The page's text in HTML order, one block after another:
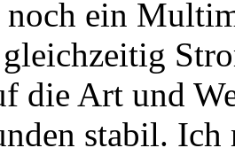
noch ein
die Art und
stabil.